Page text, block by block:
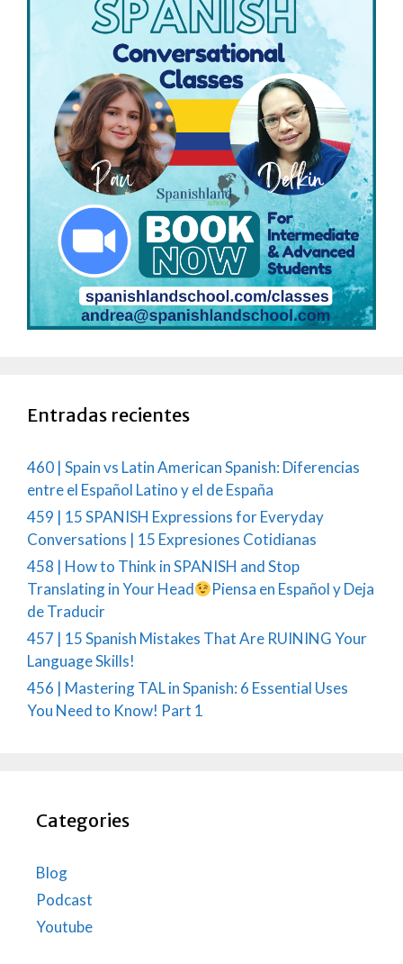
Entradas recientes
460 | Spain vs Latin American Spanish: Diferencias
entre el Español Latino y el de España
459 | 15 SPANISH Expressions for Everyday
Conversations | 15 Expresiones Cotidianas
458 | How to Think in SPANISH and Stop
Translating in Your Head
Piensa en Español y Deja
de Traducir
457 | 15 Spanish Mistakes That Are RUINING Your
Language Skills!
456 | Mastering TAL in Spanish: 6 Essential Uses
You Need to Know! Part 1
Categories
Blog
Podcast
Youtube